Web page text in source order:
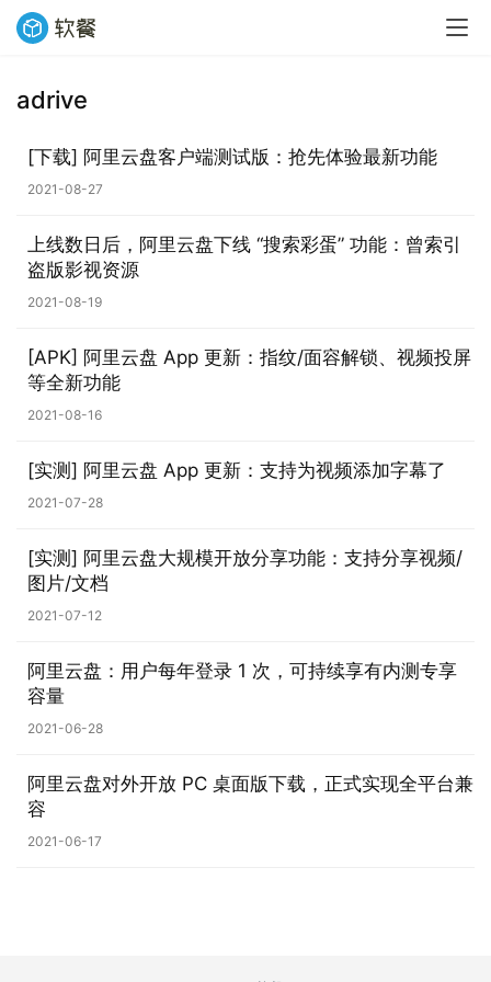
业
界
W
n
W
n
0
P
C
软
安
卓
苹
果
adrive
[下载] 阿里云盘客户端测试版：抢先体验最新功能
2021-08-27
上线数日后，阿里云盘下线 “搜索彩蛋” 功能：曾索引
盗版影视资源
2021-08-19
[APK] 阿里云盘 App 更新：指纹/面容解锁、视频投屏
等全新功能
2021-08-16
[实测] 阿里云盘 App 更新：支持为视频添加字幕了
2021-07-28
[实测] 阿里云盘大规模开放分享功能：支持分享视频/
图片/文档
2021-07-12
阿里云盘：用户每年登录 1 次，可持续享有内测专享
容量
2021-06-28
阿里云盘对外开放 PC 桌面版下载，正式实现全平台兼
容
2021-06-17